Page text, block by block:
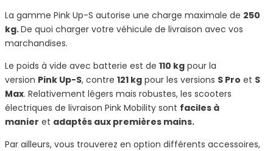
La gamme Pink Up-S autorise une charge maximale de 250
kg.De quoi charger votre véhicule de livraison avec vos
marchandises.
Le poids à vide avec batterie est de 110 kg pour la
version Pink Up-S, contre 121 kg pour les versions S Pro et S
Max. Relativement légers mais robustes, les scooters
électriques de livraison Pink Mobility sont faciles à
manier et adaptés aux premières mains.
Par ailleurs, vous trouverez en option différents accessoires,